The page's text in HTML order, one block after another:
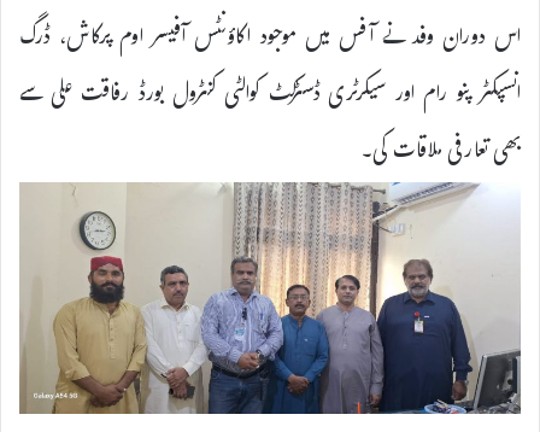
اس دوران وفد نے آفس میں موجود اکاؤنٹس آفیسر اوم پرکاش، ڈرگ
انسپکٹر پنو رام اور سیکرٹری ڈسٹرکٹ کوالٹی کنٹرول بورڈ رفاقت علی سے
بھی تعارفی ملاقات کی۔